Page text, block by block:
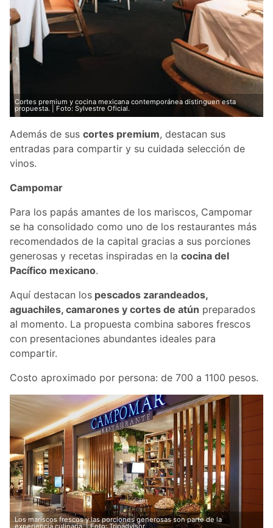
Cortes premium y cocina mexicana contemporánea distinguen esta
propuesta. | Foto: Sylvestre Oficial.
Además de sus cortes premium, destacan sus
entradas para compartir y su cuidada selección de
vinos.
Campomar
Para los papás amantes de los mariscos, Campomar
se ha consolidado como uno de los restaurantes más
recomendados de la capital gracias a sus porciones
generosas y recetas inspiradas en la cocina del
Pacífico mexicano.
Aquí destacan los pescados zarandeados,
aguachiles, camarones y cortes de atún preparados
al momento. La propuesta combina sabores frescos
con presentaciones abundantes ideales para
compartir.
Costo aproximado por persona: de 700 a 1100 pesos.
Los mariscos frescos y las porciones generosas son parte de la